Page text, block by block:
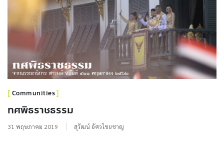
Communities
ทศพิธราชธรรม
31 พฤษภาคม 2019 สุวัฒน์ อัศวไชยชาญ